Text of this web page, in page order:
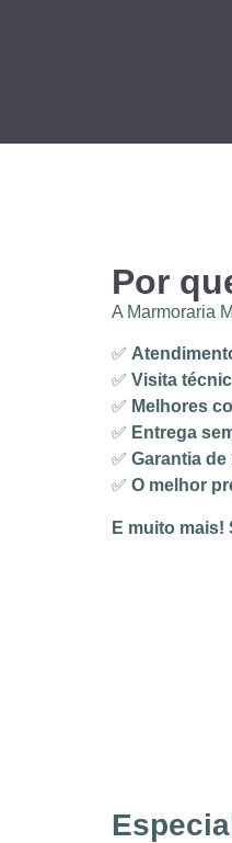
Por
A Marmoraria
✅
✅ Visita
✅ Melhores
✅ Entrega
✅ Garantia de
✅ O melhor
E muito